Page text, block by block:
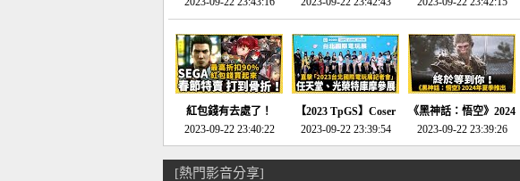
天平》介紹！-電玩宅
速配20230126
回「石村號」的恐懼體
驗-電玩宅速配
20230125
版」!!!今年就能玩到!!-
電玩宅速配20230124
紅包錢有去處了！
SEGA春節特賣 超過85
款遊戲打到骨折-電玩
宅速配20230119
2023-09-22 23:40:22
【2023 TpGS】Coser
和Show Girl搶先看！
直擊展前記者會-電玩
2023-09-22 23:39:54
《黑神話：悟空》2024
年夏季推出！確定不會
延期齁？-電玩宅速配
2023-09-22 23:39:26
[熱門影音分享]